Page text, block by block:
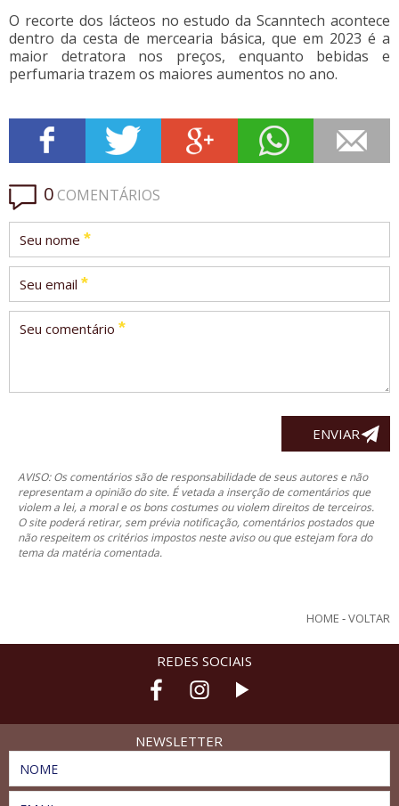
O recorte dos lácteos no estudo da Scanntech acontece
dentro da cesta de mercearia básica, que em 2023 é a
maior detratora nos preços, enquanto bebidas e
perfumaria trazem os maiores aumentos no ano.
0COMENTÁRIOS
Seu nome *
Seu email *
Seu comentário *
AVISO: Os comentários são de responsabilidade de seus autores e não
representam a opinião do site. É vetada a inserção de comentários que
violem a lei, a moral e os bons costumes ou violem direitos de terceiros.
O site poderá retirar, sem prévia notificação, comentários postados que
não respeitem os critérios impostos neste aviso ou que estejam fora do
tema da matéria comentada.
HOME -VOLTAR
REDES SOCIAIS
NEWSLETTER
NOME